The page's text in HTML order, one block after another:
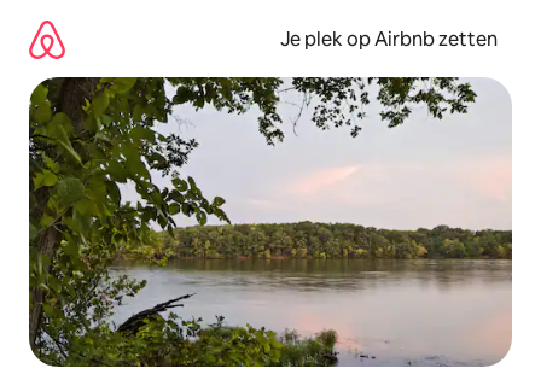
direct
naar
inhoud
Je plek op Airbnb zetten